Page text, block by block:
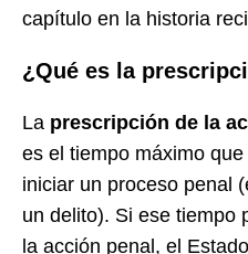
capítulo en la historia
¿Qué es la
La prescripción de la
es el tiempo máximo
iniciar un proceso penal
un delito). Si ese tiempo
la acción penal, el